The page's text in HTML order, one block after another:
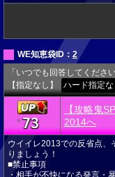
WE知恵袋ID： 2
「いつでも回答してください
【指定なし】
ハード指定な
★73
【攻略鬼
2014へ
ウイイレ2013での反省点、
りましょう！
■禁止事項
・相手が不快になる発言・